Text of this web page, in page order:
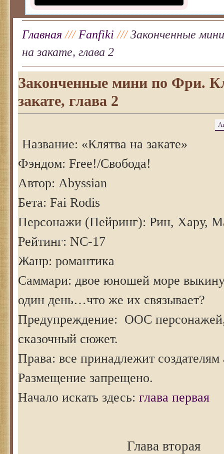
Главная /// Fanfiki ///Законченные
на закате, глава 2
Законченные мини по Фри.
закате, глава 2
Название: «Клятва на закате»
Фэндом: Free!/Свобода!
Автор: Abyssian
Бета: Fai Rodis
Персонажи (Пейринг): Рин, Хару,
Рейтинг: NC-17
Жанр: романтика
Саммари: двое юношей море
один день…что же их связывает?
Предупреждение: ООС
сказочный сюжет.
Права: все принадлежит
Размещение запрещено.
Начало искать здесь: глава первая
Глава вторая